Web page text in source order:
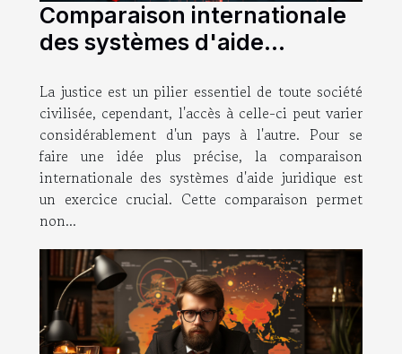
Comparaison internationale
des systèmes d'aide
La justice est un pilier essentiel de toute société
civilisée, cependant, l'accès à celle-ci peut varier
considérablement d'un pays à l'autre. Pour se
faire une idée plus précise, la comparaison
internationale des systèmes d'aide juridique est
un exercice crucial. Cette comparaison permet
non...